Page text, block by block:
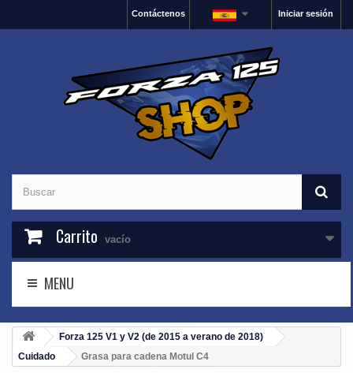
Iniciar sesión
Contáctenos
Carrito vacío
MENU
Forza 125 V1 y V2 (de 2015 a verano de 2018)
Cuidado
Grasa para cadena Motul C4